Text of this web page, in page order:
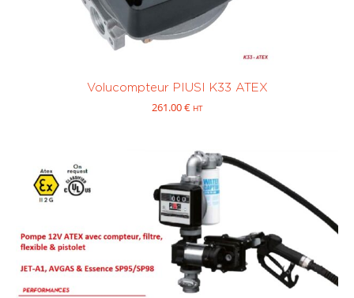
Volucompteur PIUSI K33 ATEX
261.00€ HT